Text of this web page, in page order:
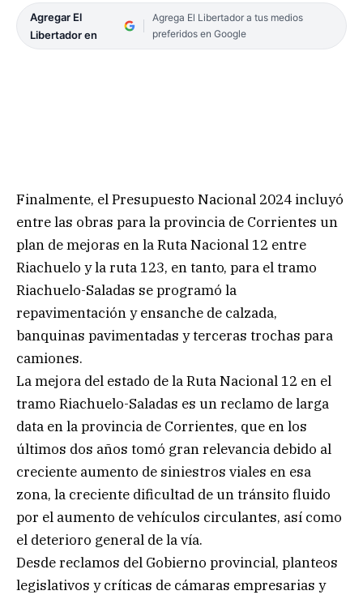
Agregar El
Libertador en
Agrega El Libertador a tus medios
preferidos en Google
Finalmente, el Presupuesto Nacional 2024 incluyó
entre las obras para la provincia de Corrientes un
plan de mejoras en la Ruta Nacional 12 entre
Riachuelo y la ruta 123, en tanto, para el tramo
Riachuelo-Saladas se programó la
repavimentación y ensanche de calzada,
banquinas pavimentadas y terceras trochas para
camiones.
La mejora del estado de la Ruta Nacional 12 en el
tramo Riachuelo-Saladas es un reclamo de larga
data en la provincia de Corrientes, que en los
últimos dos años tomó gran relevancia debido al
creciente aumento de siniestros viales en esa
zona, la creciente dificultad de un tránsito fluido
por el aumento de vehículos circulantes, así como
el deterioro general de la vía.
Desde reclamos del Gobierno provincial, planteos
legislativos y críticas de cámaras empresarias y